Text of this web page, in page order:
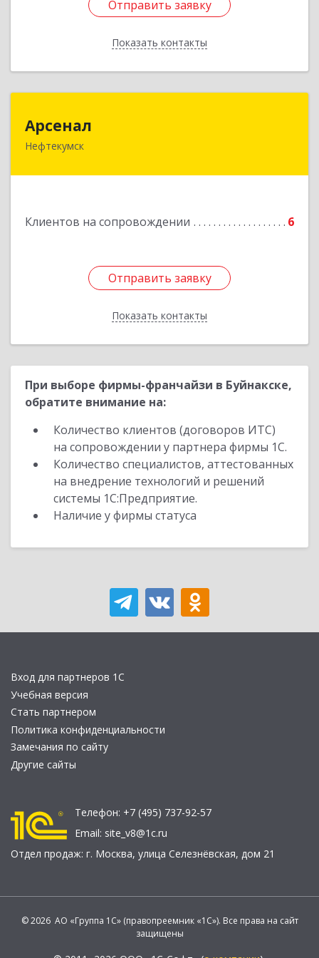
Отправить заявку
Показать контакты
Отправить заявку
Назад
Арсенал
Нефтекумск
Клиентов на сопровождении 6
Отправить заявку
Показать контакты
Отправить заявку
Назад
При выборе фирмы-франчайзи в Буйнакске,
обратите внимание на:
Количество клиентов (договоров ИТС)
на сопровождении у партнера фирмы 1С.
Количество специалистов, аттестованных
на внедрение технологий и решений
системы 1С:Предприятие.
Наличие у фирмы статуса
Вход для партнеров 1С
Учебная версия
Стать партнером
Политика конфиденциальности
Замечания по сайту
Другие сайты
Телефон: +7 (495) 737-92-57
Email: site_v8@1c.ru
Отдел продаж: г. Москва, улица Селезнёвская, дом 21
© 2026 АО «Группа 1С» (правопреемник «1С»). Все права на сайт
защищены